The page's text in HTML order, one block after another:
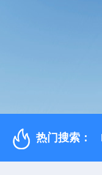
热门搜索：